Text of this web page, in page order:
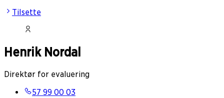
Tilsette
Henrik Nordal
Direktør for evaluering
57 99 00 03